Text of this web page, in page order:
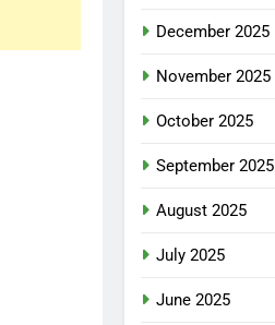
December 2025
November 2025
October 2025
September 2025
August 2025
July 2025
June 2025